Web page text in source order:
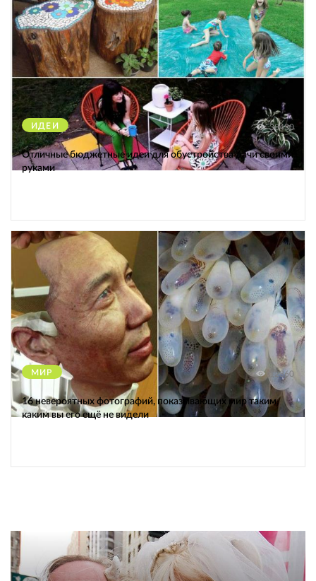
ИДЕИ 38430
Отличные бюджетные идеи для обустройства дачи своими
руками
МИР 12360
16 невероятных фотографий, показывающих мир таким,
каким вы его ещё не видели